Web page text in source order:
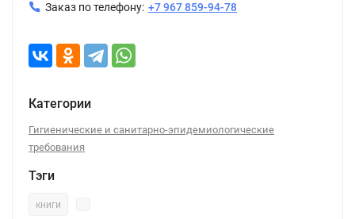
Заказ по телефону: +7 967 859-94-78
Категории
Гигиенические и санитарно-эпидемиологические
требования
Тэги
книги